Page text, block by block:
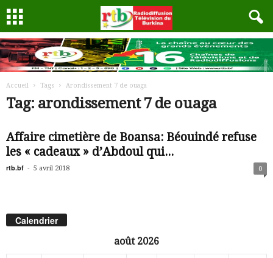
Accueil Tags Arondissement 7 de ouaga
Tag: arondissement 7 de ouaga
Affaire cimetière de Boansa: Béouindé refuse
les « cadeaux » d’Abdoul qui...
rtb.bf - 5 avril 2018 0
Calendrier
août 2026